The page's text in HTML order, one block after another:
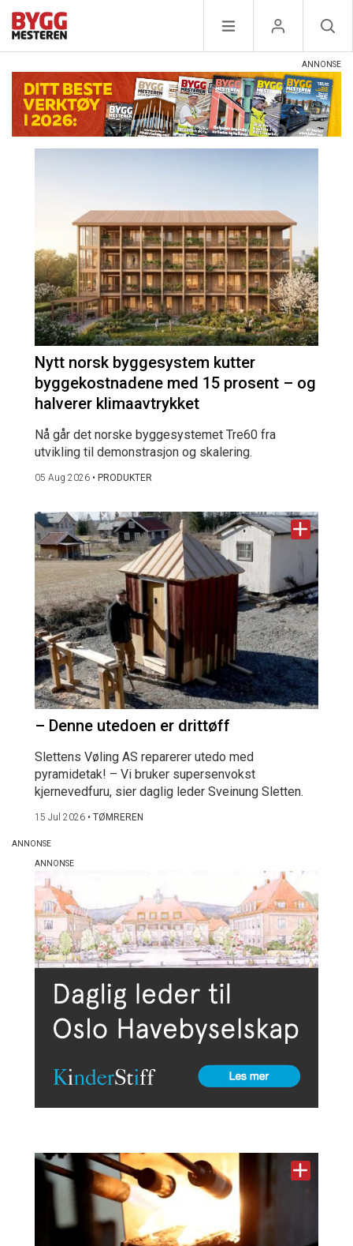
Nytt norsk byggesystem kutter
byggekostnadene med 15 prosent – og
halverer klimaavtrykket
Nå går det norske byggesystemet Tre60 fra
utvikling til demonstrasjon og skalering.
05 Aug 2026 • PRODUKTER
– Denne utedoen er drittøff
Slettens Vøling AS reparerer utedo med
pyramidetak! – Vi bruker supersenvokst
kjernevedfuru, sier daglig leder Sveinung Sletten.
15 Jul 2026 • TØMREREN